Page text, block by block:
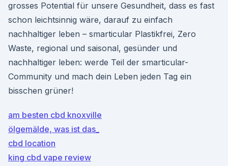
grosses Potential für unsere Gesundheit, dass es fast
schon leichtsinnig wäre, darauf zu einfach
nachhaltiger leben – smarticular Plastikfrei, Zero
Waste, regional und saisonal, gesünder und
nachhaltiger leben: werde Teil der smarticular-
Community und mach dein Leben jeden Tag ein
bisschen grüner!
am besten cbd knoxville
ölgemälde, was ist das_
cbd location
king cbd vape review